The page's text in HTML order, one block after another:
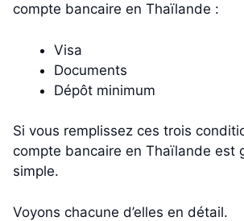
compte bancaire en Thaïlande :
Visa
Documents
Dépôt minimum
Si vous remplissez ces trois
compte bancaire en Thaïlande est
simple.
Voyons chacune d’elles en détail.